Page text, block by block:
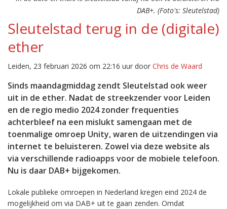
DAB+. (Foto's: Sleutelstad)
Sleutelstad terug in de (digitale)
ether
Leiden, 23 februari 2026 om 22:16 uur door Chris de Waard
Sinds maandagmiddag zendt Sleutelstad ook weer
uit in de ether. Nadat de streekzender voor Leiden
en de regio medio 2024 zonder frequenties
achterbleef na een mislukt samengaan met de
toenmalige omroep Unity, waren de uitzendingen via
internet te beluisteren. Zowel via deze website als
via verschillende radioapps voor de mobiele telefoon.
Nu is daar DAB+ bijgekomen.
Lokale publieke omroepen in Nederland kregen eind 2024 de
mogelijkheid om via DAB+ uit te gaan zenden. Omdat